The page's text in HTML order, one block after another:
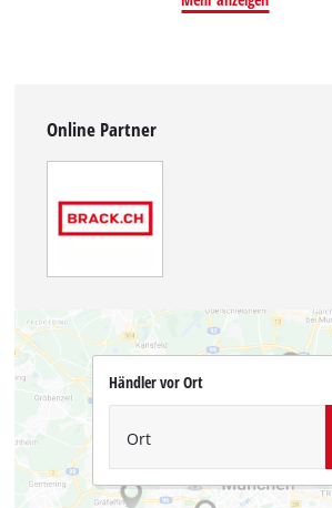
Online Partner
Händler vor Ort
Ort